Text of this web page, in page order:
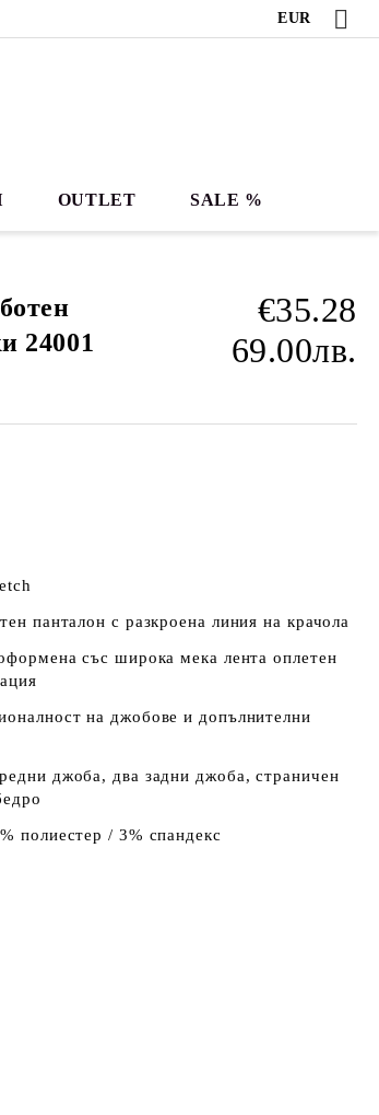
EUR
OUTLET SALE %
24001
€35.28
69.00лв.
панталон с разкроена линия на крачола
със широка мека лента оплетен
на джобове и допълнителни
джоба, два задни джоба, страничен
полиестер / 3% спандекс